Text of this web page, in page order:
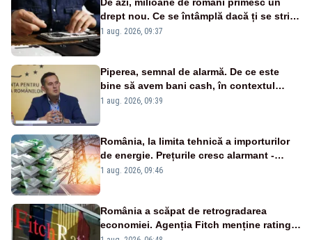
drept nou. Ce se întâmplă dacă ți se strică
un produs
1 aug. 2026, 09:37
Piperea, semnal de alarmă. De ce este
bine să avem bani cash, în contextul
alertei energetice?
1 aug. 2026, 09:39
România, la limita tehnică a importurilor
de energie. Prețurile cresc alarmant -
Analiză Realitatea Plus
1 aug. 2026, 09:46
România a scăpat de retrogradarea
economiei. Agenția Fitch menține ratingul